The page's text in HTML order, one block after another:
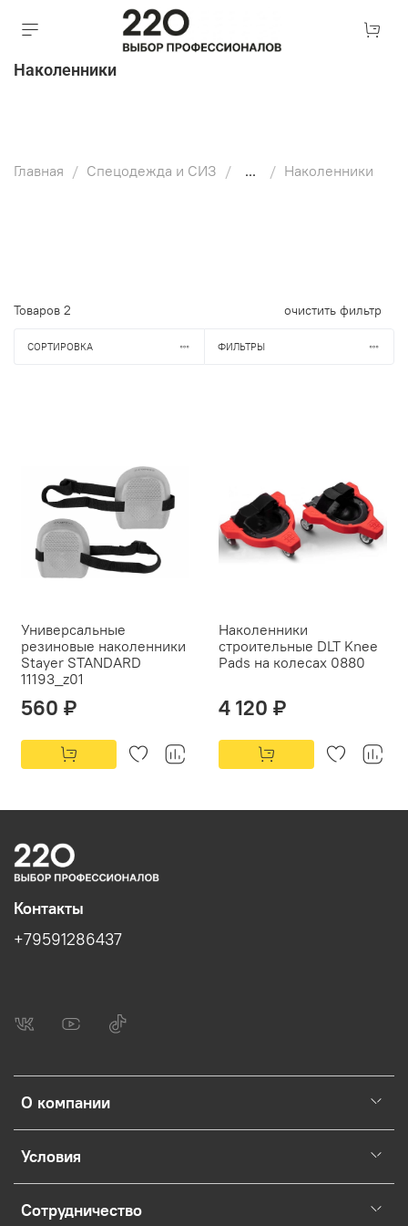
Наколенники
Главная Спецодежда и СИЗ ... Наколенники
Товаров 2 очистить фильтр
СОРТИРОВКА ФИЛЬТРЫ
Универсальные
резиновые наколенники
Stayer STANDARD
11193_z01
560 ₽
Наколенники
строительные DLT Knee
Pads на колесах 0880
4 120 ₽
О компании
Условия
Сотрудничество
Контакты
+79591286437